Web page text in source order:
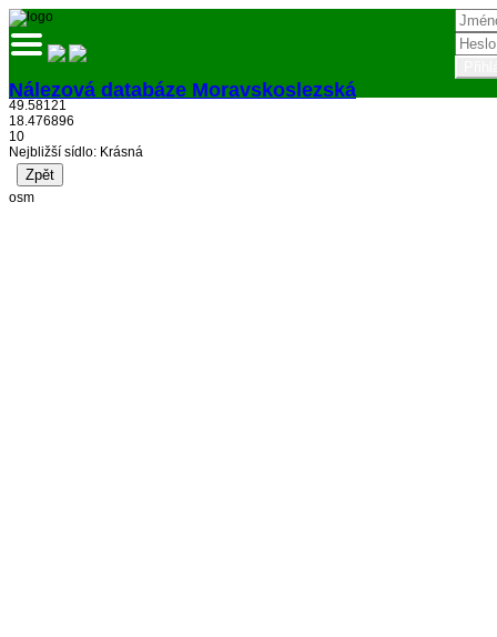
Nálezová databáze Moravskoslezská
Přihlásit
49.58121
18.476896
10
Nejbližší sídlo: Krásná
osm